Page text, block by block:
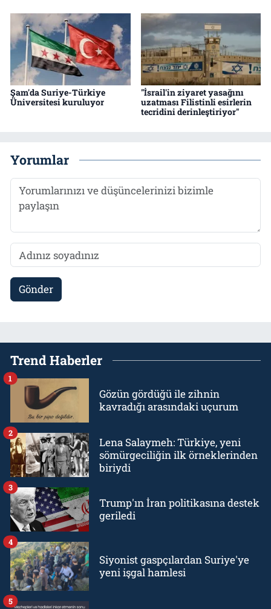
Şam'da Suriye-Türkiye
Üniversitesi kuruluyor
"İsrail'in ziyaret yasağını
uzatması Filistinli esirlerin
tecridini derinleştiriyor"
Yorumlar
Gönder
Trend Haberler
Gözün gördüğü ile zihnin
kavradığı arasındaki uçurum
1
Lena Salaymeh: Türkiye, yeni
sömürgeciliğin ilk örneklerinden
biriydi
2
Trump'ın İran politikasına destek
geriledi
3
Siyonist gaspçılardan Suriye'ye
yeni işgal hamlesi
4
5